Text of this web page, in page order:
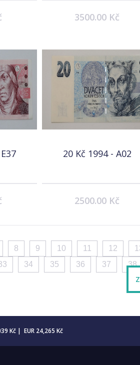
3500.00 Kč
20 Kč 1994 - A02
2500.00 Kč
8 9 10 11 12
34 35 36 37 38
Kč | EUR 24,265 Kč